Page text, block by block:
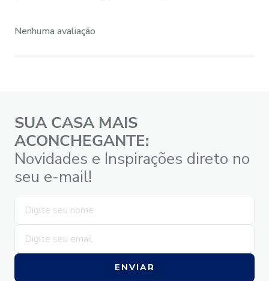
Nenhuma avaliação
SUA CASA MAIS
ACONCHEGANTE:
Novidades e Inspirações direto no
seu e-mail!
ENVIAR